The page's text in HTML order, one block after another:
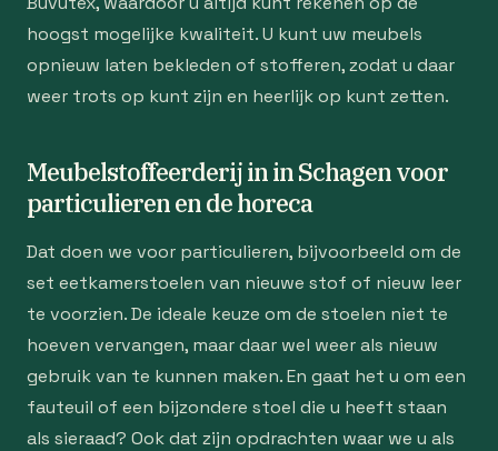
hoogst mogelijke kwaliteit. U kunt uw meubels
opnieuw laten bekleden of stofferen, zodat u daar
weer trots op kunt zijn en heerlijk op kunt zetten.
Meubelstoffeerderij in in Schagen voor
particulieren en de horeca
Dat doen we voor particulieren, bijvoorbeeld om de
set eetkamerstoelen van nieuwe stof of nieuw leer
te voorzien. De ideale keuze om de stoelen niet te
hoeven vervangen, maar daar wel weer als nieuw
gebruik van te kunnen maken. En gaat het u om een
fauteuil of een bijzondere stoel die u heeft staan
als sieraad? Ook dat zijn opdrachten waar we u als